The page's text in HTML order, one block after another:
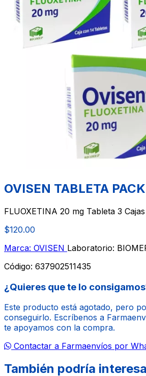
OVISEN TABLETA
FLUOXETINA 20 mg Tableta 3 Cajas
$120.00
Marca: OVISEN Laboratorio:
Código: 637902511435
¿Quieres que te lo
Este producto está agotado, pero
conseguirlo. Escríbenos a
te apoyamos con la compra.
Contactar a Farmaenvíos por
También podría